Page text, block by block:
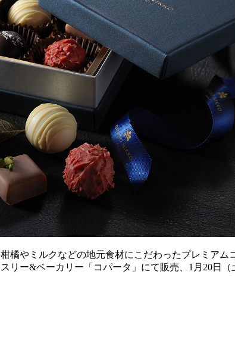
橘やミルクなどの地元食材にこだわったプレミア
リー&ベーカリー「コパータ」にて販売、1月20日